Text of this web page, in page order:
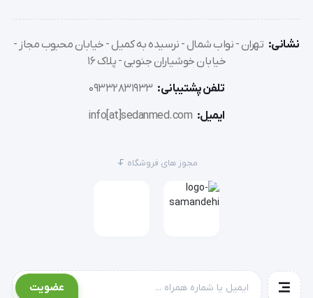
لاستیک طبیعی در آن
تبدیل شود؟
نشانی: تهران - نواب شمال - نرسیده به کمیل - خیابان محبوب مجاز -
خیابان خوشیاران جنوبی - پلاک 16
تلفن پشتیبانی: 09332831933
ایمیل: info[at]sedanmed.com
مجوز های فروشگاه
عضویت